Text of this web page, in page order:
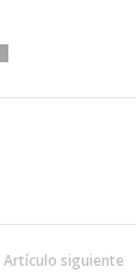
Artículo siguiente